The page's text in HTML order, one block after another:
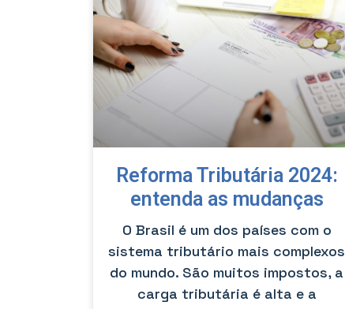
Reforma Tributária 2024:
entenda as mudanças
O Brasil é um dos países com o
sistema tributário mais complexos
do mundo. São muitos impostos, a
carga tributária é alta e a